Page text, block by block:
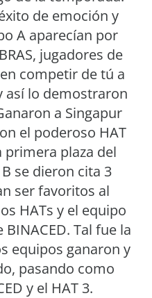
de emoción y
A aparecían por
jugadores de
competir de tú a
así lo demostraron
a Singapur
el poderoso HAT
primera plaza del
se dieron cita 3
ser favoritos al
HATs y el equipo
BINACED. Tal fue la
equipos ganaron y
pasando como
y el HAT 3.